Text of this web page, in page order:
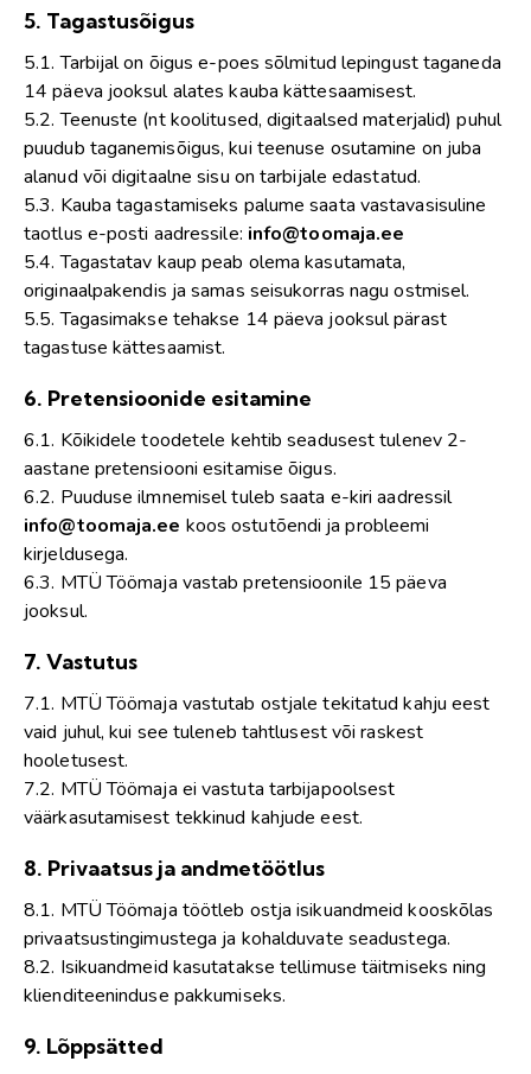
5. Tagastusõigus
5.1. Tarbijal on õigus e-poes sõlmitud lepingust taganeda
14 päeva jooksul alates kauba kättesaamisest.
5.2. Teenuste (nt koolitused, digitaalsed materjalid) puhul
puudub taganemisõigus, kui teenuse osutamine on juba
alanud või digitaalne sisu on tarbijale edastatud.
5.3. Kauba tagastamiseks palume saata vastavasisuline
taotlus e-posti aadressile: info@toomaja.ee
5.4. Tagastatav kaup peab olema kasutamata,
originaalpakendis ja samas seisukorras nagu ostmisel.
5.5. Tagasimakse tehakse 14 päeva jooksul pärast
tagastuse kättesaamist.
6. Pretensioonide esitamine
6.1. Kõikidele toodetele kehtib seadusest tulenev 2-
aastane pretensiooni esitamise õigus.
6.2. Puuduse ilmnemisel tuleb saata e-kiri aadressil
info@toomaja.ee koos ostutõendi ja probleemi
kirjeldusega.
6.3. MTÜ Töömaja vastab pretensioonile 15 päeva
jooksul.
7. Vastutus
7.1. MTÜ Töömaja vastutab ostjale tekitatud kahju eest
vaid juhul, kui see tuleneb tahtlusest või raskest
hooletusest.
7.2. MTÜ Töömaja ei vastuta tarbijapoolsest
väärkasutamisest tekkinud kahjude eest.
8. Privaatsus ja andmetöötlus
8.1. MTÜ Töömaja töötleb ostja isikuandmeid kooskõlas
privaatsustingimustega ja kohalduvate seadustega.
8.2. Isikuandmeid kasutatakse tellimuse täitmiseks ning
klienditeeninduse pakkumiseks.
9. Lõppsätted